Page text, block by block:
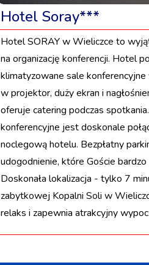
Hotel Soray***
Hotel SORAY w Wieliczce to
na organizację konferencji. Hotel
klimatyzowane sale
w projektor, duży ekran i
oferuje catering podczas
konferencyjne jest doskonale
noclegową hotelu. Bezpłatny
udogodnienie, które Goście bardzo
Doskonała lokalizacja - tylko 7
zabytkowej Kopalni Soli w
relaks i zapewnia atrakcyjny